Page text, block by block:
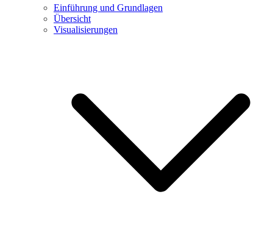
Einführung und Grundlagen
Übersicht
Visualisierungen